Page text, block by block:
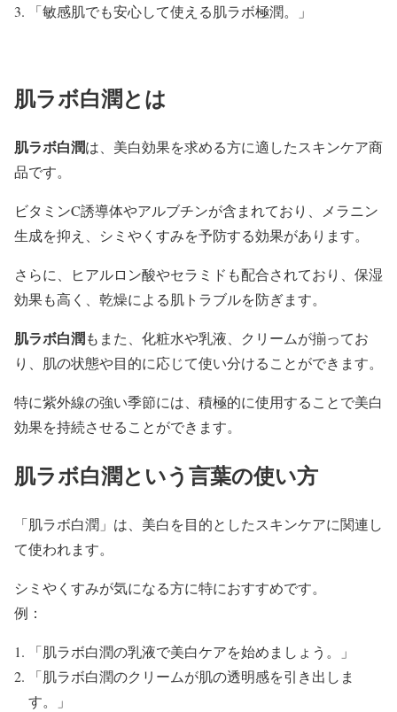
「敏感肌でも安心して使える肌ラボ極潤。」
肌ラボ白潤とは
肌ラボ白潤は、美白効果を求める方に適したスキンケア商
品です。
ビタミンC誘導体やアルブチンが含まれており、メラニン
生成を抑え、シミやくすみを予防する効果があります。
さらに、ヒアルロン酸やセラミドも配合されており、保湿
効果も高く、乾燥による肌トラブルを防ぎます。
肌ラボ白潤もまた、化粧水や乳液、クリームが揃ってお
り、肌の状態や目的に応じて使い分けることができます。
特に紫外線の強い季節には、積極的に使用することで美白
効果を持続させることができます。
肌ラボ白潤という言葉の使い方
「肌ラボ白潤」は、美白を目的としたスキンケアに関連し
て使われます。
シミやくすみが気になる方に特におすすめです。
例：
「肌ラボ白潤の乳液で美白ケアを始めましょう。」
「肌ラボ白潤のクリームが肌の透明感を引き出しま
す。」